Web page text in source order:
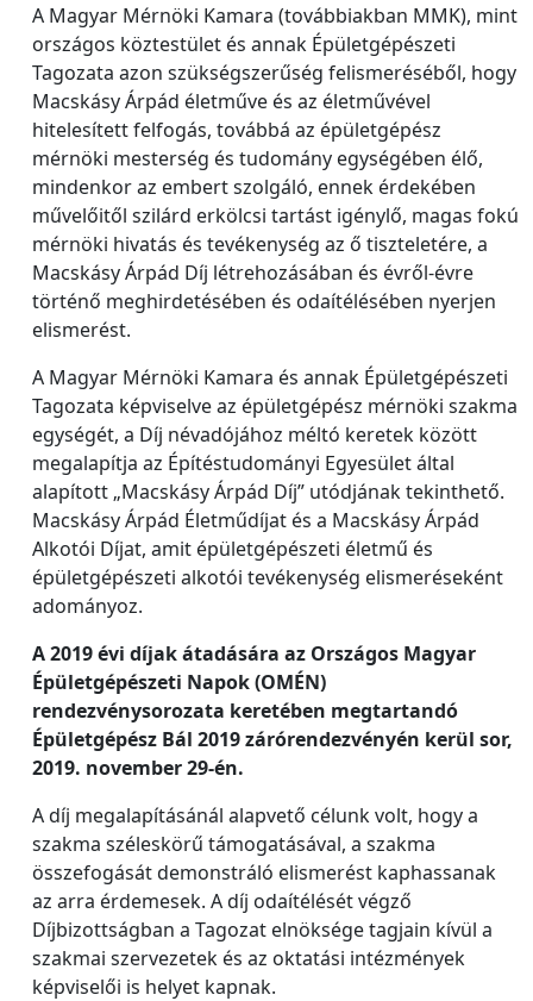
A Magyar Mérnöki Kamara (továbbiakban MMK), mint
országos köztestület és annak Épületgépészeti
Tagozata azon szükségszerűség felismeréséből, hogy
Macskásy Árpád életműve és az életművével
hitelesített felfogás, továbbá az épületgépész
mérnöki mesterség és tudomány egységében élő,
mindenkor az embert szolgáló, ennek érdekében
művelőitől szilárd erkölcsi tartást igénylő, magas fokú
mérnöki hivatás és tevékenység az ő tiszteletére, a
Macskásy Árpád Díj létrehozásában és évről-évre
történő meghirdetésében és odaítélésében nyerjen
elismerést.
A Magyar Mérnöki Kamara és annak Épületgépészeti
Tagozata képviselve az épületgépész mérnöki szakma
egységét, a Díj névadójához méltó keretek között
megalapítja az Építéstudományi Egyesület által
alapított „Macskásy Árpád Díj” utódjának tekinthető.
Macskásy Árpád Életműdíjat és a Macskásy Árpád
Alkotói Díjat, amit épületgépészeti életmű és
épületgépészeti alkotói tevékenység elismeréseként
adományoz.
A 2019 évi díjak átadására az Országos Magyar
Épületgépészeti Napok (OMÉN)
rendezvénysorozata keretében megtartandó
Épületgépész Bál 2019 zárórendezvényén kerül sor,
2019. november 29-én.
A díj megalapításánál alapvető célunk volt, hogy a
szakma széleskörű támogatásával, a szakma
összefogását demonstráló elismerést kaphassanak
az arra érdemesek. A díj odaítélését végző
Díjbizottságban a Tagozat elnöksége tagjain kívül a
szakmai szervezetek és az oktatási intézmények
képviselői is helyet kapnak.